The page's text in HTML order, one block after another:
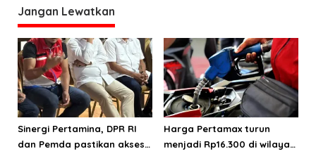
i
p
o
s
Jangan Lewatkan
Sinergi Pertamina, DPR RI
dan Pemda pastikan akses
Harga Pertamax turun
menjadi Rp16.300 di wilayah